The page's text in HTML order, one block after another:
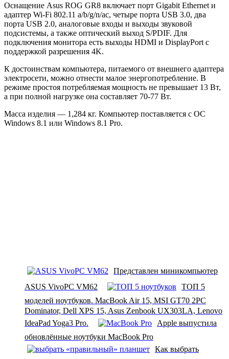
Оснащение Asus ROG GR8 включает порт Gigabit Ethernet и
адаптер Wi-Fi 802.11 a/b/g/n/ac, четыре порта USB 3.0, два
порта USB 2.0, аналоговые входы и выходы звуковой
подсистемы, а также оптический выход S/PDIF. Для
подключения монитора есть выходы HDMI и DisplayPort с
поддержкой разрешения 4K.
К достоинствам компьютера, питаемого от внешнего адаптера
электросети, можно отнести малое энергопотребление. В
режиме простоя потребляемая мощность не превышает 13 Вт,
а при полной нагрузке она составляет 70-77 Вт.
Масса изделия — 1,284 кг. Компьютер поставляется с ОС
Windows 8.1 или Windows 8.1 Pro.
Представлен миникомпьютер
ASUS VivoPC VM62
ТОП 5
моделей ноутбуков. MacBook Air 15, MSI GT70 2PC
Dominator, Dell XPS 15, Asus Zenbook UX303LA, Lenovo
IdeaPad Yoga3 Pro.
Apple выпустила
обновлённые ноутбуки MacBook Pro
Как выбрать